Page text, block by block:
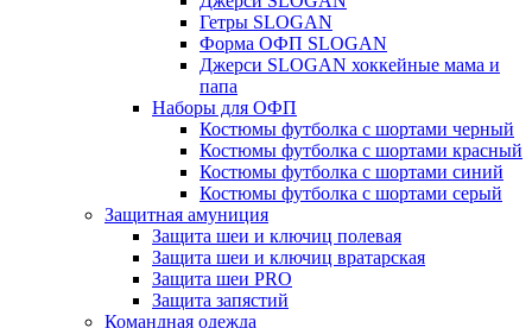
Гетры SLOGAN
Форма ОФП SLOGAN
Джерси SLOGAN хоккейные мама и
папа
Наборы для ОФП
Костюмы футболка с шортами черный
Костюмы футболка с шортами красный
Костюмы футболка с шортами синий
Костюмы футболка с шортами серый
Защитная амуниция
Защита шеи и ключиц полевая
Защита шеи и ключиц вратарская
Защита шеи PRO
Защита запястий
Командная одежда